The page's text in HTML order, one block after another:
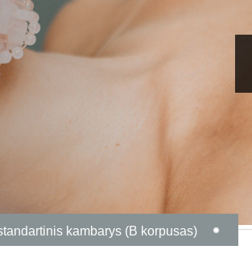
kambarys (B korpusas)